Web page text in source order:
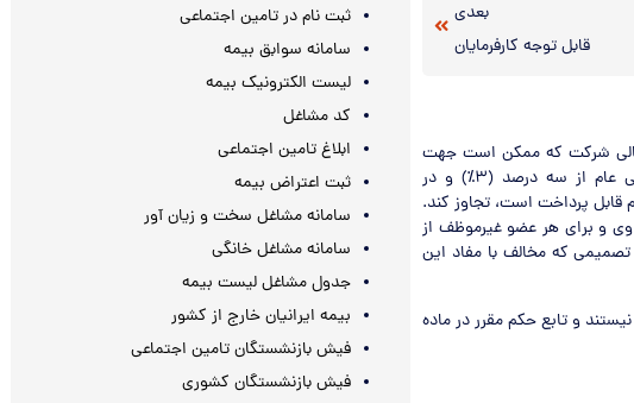
بعدی
قابل توجه کارفرمایان
از سود خالص سال مالي شرکت که ممکن است جهت
پاداش هيأت مديره در نظر گرفته شود، به هيچ وجه نبايد در شرکت‌هاي سهامي عام از سه درصد (۳٪) و در
سهام قابل پرداخت است، تجاوز کند.
و براي هر عضو غيرموظف از
که مخالف با مفاد اين
و تابع حکم مقرر در ماده
ثبت نام در تامین اجتماعی
سامانه سوابق بیمه
لیست الکترونیک بیمه
کد مشاغل
ابلاغ تامین اجتماعی
ثبت اعتراض بیمه
سامانه مشاغل سخت و زیان آور
سامانه مشاغل خانگی
جدول مشاغل لیست بیمه
بیمه ایرانیان خارج از کشور
فیش بازنشستگان تامین اجتماعی
فیش بازنشستگان کشوری